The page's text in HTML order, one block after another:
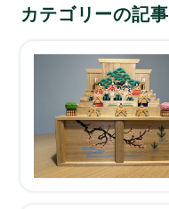
カテゴリーの記事